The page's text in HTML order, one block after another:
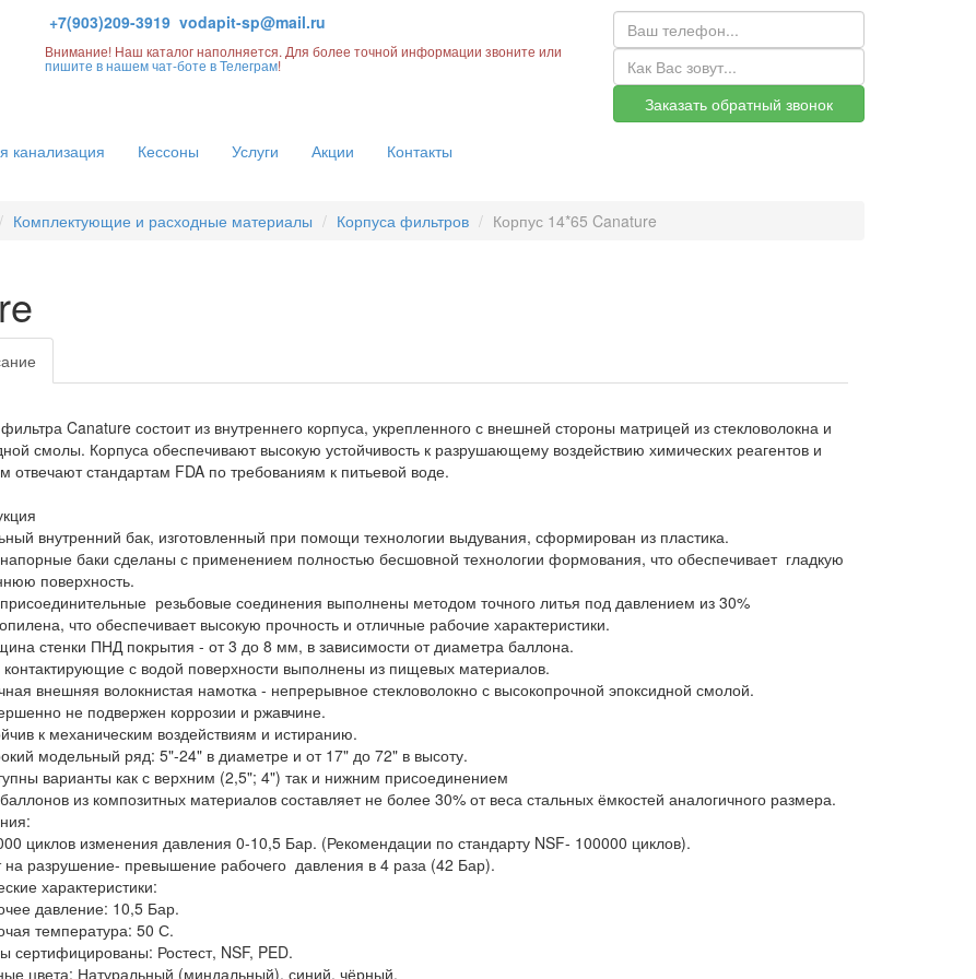
+7(903)209-3919 vodapit-sp@mail.ru
Внимание! Наш каталог наполняется. Для более точной информации звоните или
пишите в нашем чат-боте в Телеграм!
Заказать обратный звонок
канализация Кессоны Услуги Акции Контакты
Комплектующие и расходные материалы Корпуса фильтров Корпус 14*65 Canature
Canature состоит из внутреннего корпуса, укрепленного с внешней стороны матрицей из стекловолокна и
смолы. Корпуса обеспечивают высокую устойчивость к разрушающему воздействию химических реагентов и
отвечают стандартам FDA по требованиям к питьевой воде.
внутренний бак, изготовленный при помощи технологии выдувания, сформирован из пластика.
баки сделаны с применением полностью бесшовной технологии формования, что обеспечивает гладкую
поверхность.
резьбовые соединения выполнены методом точного литья под давлением из 30%
что обеспечивает высокую прочность и отличные рабочие характеристики.
стенки ПНД покрытия - от 3 до 8 мм, в зависимости от диаметра баллона.
с водой поверхности выполнены из пищевых материалов.
внешняя волокнистая намотка - непрерывное стекловолокно с высокопрочной эпоксидной смолой.
не подвержен коррозии и ржавчине.
к механическим воздействиям и истиранию.
модельный ряд: 5"-24" в диаметре и от 17" до 72" в высоту.
варианты как с верхним (2,5"; 4") так и нижним присоединением
из композитных материалов составляет не более 30% от веса стальных ёмкостей аналогичного размера.
циклов изменения давления 0-10,5 Бар. (Рекомендации по стандарту NSF- 100000 циклов).
разрушение- превышение рабочего давления в 4 раза (42 Бар).
характеристики:
давление: 10,5 Бар.
температура: 50 С.
сертифицированы: Ростест, NSF, PED.
цвета: Натуральный (миндальный), синий, чёрный.